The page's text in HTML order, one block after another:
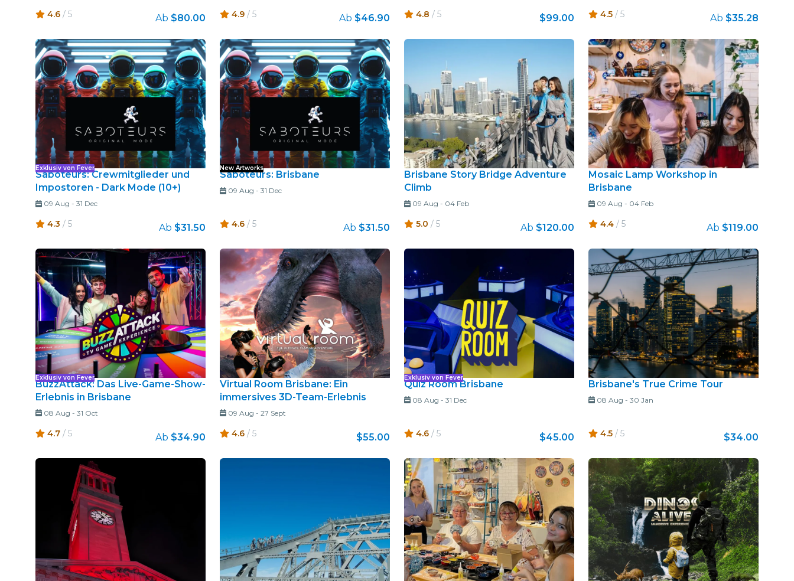
4.6 / 5 Ab $80.00 4.9 / 5 Ab $46.90 4.8 / 5 $99.00 4.5 / 5 Ab $35.28
Exklusiv von Fever
Saboteurs: Crewmitglieder und
Impostoren - Dark Mode (10+)
09 Aug - 31 Dec
4.3 / 5 Ab $31.50
New Artworks
Saboteurs: Brisbane
09 Aug - 31 Dec
4.6 / 5 Ab $31.50
Brisbane Story Bridge Adventure
Climb
09 Aug - 04 Feb
5.0 / 5 Ab $120.00
Mosaic Lamp Workshop in
Brisbane
09 Aug - 04 Feb
4.4 / 5 Ab $119.00
Exklusiv von Fever
BuzzAttack: Das Live-Game-Show-
Erlebnis in Brisbane
08 Aug - 31 Oct
4.7 / 5 Ab $34.90
Virtual Room Brisbane: Ein
immersives 3D-Team-Erlebnis
09 Aug - 27 Sept
4.6 / 5 $55.00
Exklusiv von Fever
Quiz Room Brisbane
08 Aug - 31 Dec
4.6 / 5 $45.00
Brisbane's True Crime Tour
08 Aug - 30 Jan
4.5 / 5 $34.00